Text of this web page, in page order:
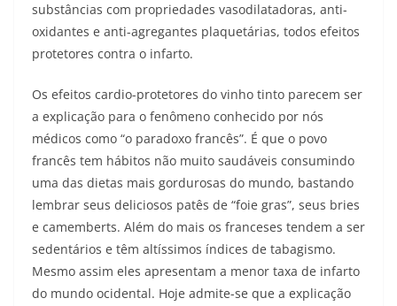
substâncias com propriedades vasodilatadoras, anti-
oxidantes e anti-agregantes plaquetárias, todos efeitos
protetores contra o infarto.
Os efeitos cardio-protetores do vinho tinto parecem ser
a explicação para o fenômeno conhecido por nós
médicos como “o paradoxo francês”. É que o povo
francês tem hábitos não muito saudáveis consumindo
uma das dietas mais gordurosas do mundo, bastando
lembrar seus deliciosos patês de “foie gras”, seus bries
e camemberts. Além do mais os franceses tendem a ser
sedentários e têm altíssimos índices de tabagismo.
Mesmo assim eles apresentam a menor taxa de infarto
do mundo ocidental. Hoje admite-se que a explicação